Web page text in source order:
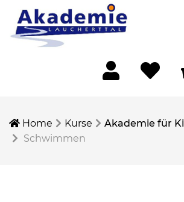
Home Kurse
Akademie für
Schwimmen